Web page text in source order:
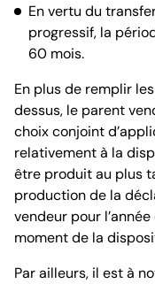
En vertu du
progressif, la
60 mois.
En plus de remplir
dessus, le parent
choix conjoint
relativement à la
être produit au plus
production de la
vendeur pour
moment de la
Par ailleurs, il est à